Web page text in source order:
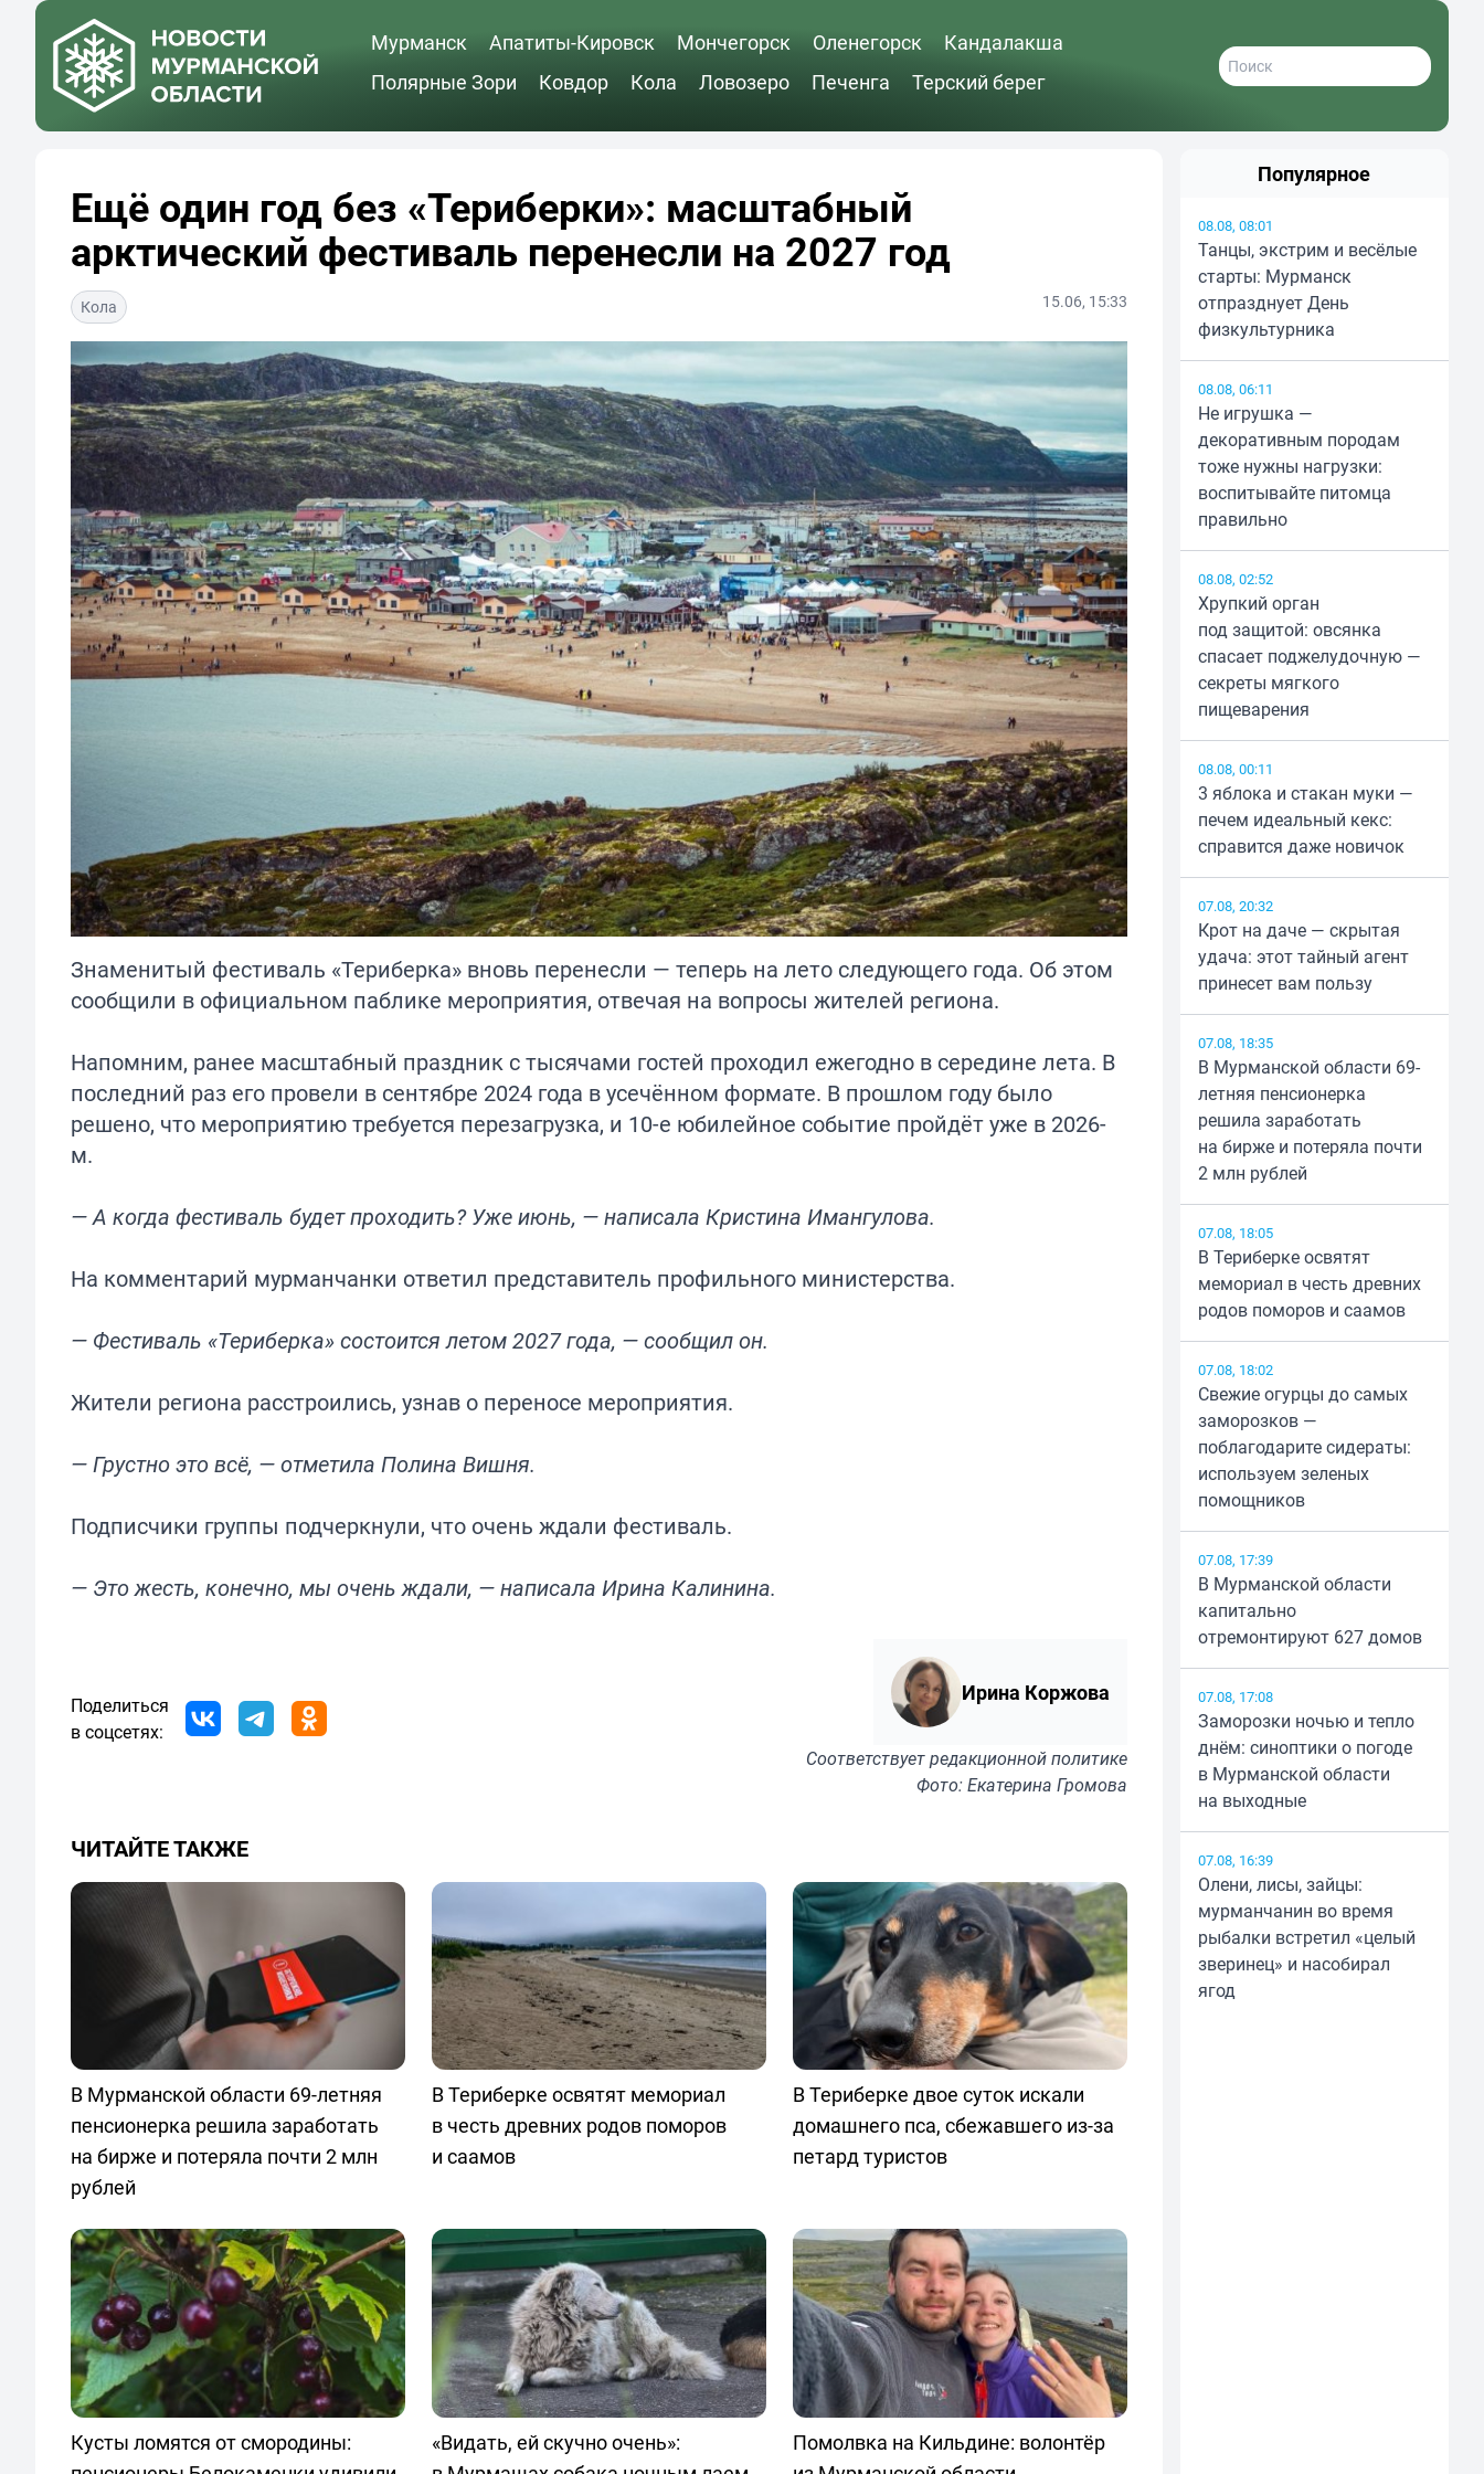
Мурманск Апатиты-Кировск Мончегорск Оленегорск
Кандалакша
Полярные Зори
Ковдор Кола Ловозеро Печенга Терский берег
Ещё один год без «Териберки»: масштабный
арктический фестиваль перенесли на 2027 год
Кола 15.06, 15:33
Знаменитый фестиваль «Териберка» вновь перенесли — теперь на лето следующего года. Об этом
сообщили в официальном паблике мероприятия, отвечая на вопросы жителей региона.
Напомним, ранее масштабный праздник с тысячами гостей проходил ежегодно в середине лета. В
последний раз его провели в сентябре 2024 года в усечённом формате. В прошлом году было
решено, что мероприятию требуется перезагрузка, и 10-е юбилейное событие пройдёт уже в 2026-
м.
— А когда фестиваль будет проходить? Уже июнь, — написала Кристина Имангулова.
На комментарий мурманчанки ответил представитель профильного министерства.
— Фестиваль «Териберка» состоится летом 2027 года, — сообщил он.
Жители региона расстроились, узнав о переносе мероприятия.
— Грустно это всё, — отметила Полина Вишня.
Подписчики группы подчеркнули, что очень ждали фестиваль.
— Это жесть, конечно, мы очень ждали, — написала Ирина Калинина.
Поделиться
в соцсетях:
Ирина Коржова
Соответствуетредакционной политике
Фото: Екатерина Громова
ЧИТАЙТЕ ТАКЖЕ
В Мурманской области 69-летняя
пенсионерка решила заработать
на бирже и потеряла почти 2 млн
рублей
В Териберке освятят мемориал
в честь древних родов поморов
и саамов
В Териберке двое суток искали
домашнего пса, сбежавшего из-за
петард туристов
Кусты ломятся от смородины:
«Видать, ей скучно очень»:
Помолвка на Кильдине: волонтёр
Популярное
08.08, 08:01
Танцы, экстрим и весёлые
старты: Мурманск
отпразднует День
физкультурника
08.08, 06:11
Не игрушка —
декоративным породам
тоже нужны нагрузки:
воспитывайте питомца
правильно
08.08, 02:52
Хрупкий орган
под защитой: овсянка
спасает поджелудочную —
секреты мягкого
пищеварения
08.08, 00:11
3 яблока и стакан муки —
печем идеальный кекс:
справится даже новичок
07.08, 20:32
Крот на даче — скрытая
удача: этот тайный агент
принесет вам пользу
07.08, 18:35
В Мурманской области 69-
летняя пенсионерка
решила заработать
на бирже и потеряла почти
2 млн рублей
07.08, 18:05
В Териберке освятят
мемориал в честь древних
родов поморов и саамов
07.08, 18:02
Свежие огурцы до самых
заморозков —
поблагодарите сидераты:
используем зеленых
помощников
07.08, 17:39
В Мурманской области
капитально
отремонтируют 627 домов
07.08, 17:08
Заморозки ночью и тепло
днём: синоптики о погоде
в Мурманской области
на выходные
07.08, 16:39
Олени, лисы, зайцы:
мурманчанин во время
рыбалки встретил «целый
зверинец» и насобирал
ягод